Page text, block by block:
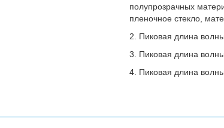
полупрозрачных
пленочное стекло,
2. Пиковая длина
3. Пиковая длина
4. Пиковая длина